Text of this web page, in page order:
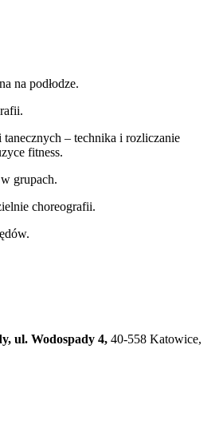
na podłodze.
– technika i rozliczanie
fitness.
grupach.
choreografii.
ul. Wodospady 4, 40-558 Katowice,